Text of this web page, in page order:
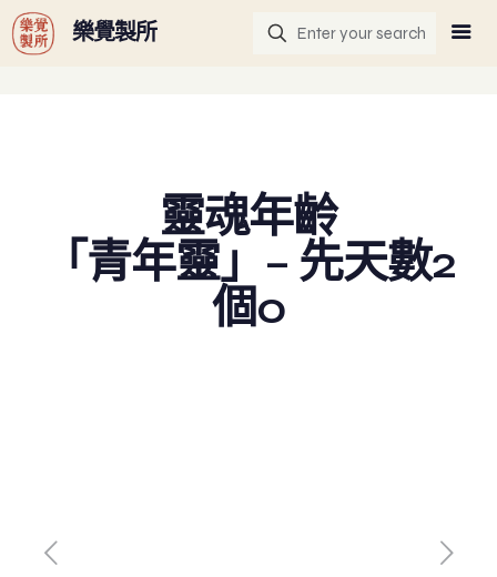
G-GHF9TLS5W3
樂覺製所
靈魂年齡
「青年靈」– 先天數2
個0